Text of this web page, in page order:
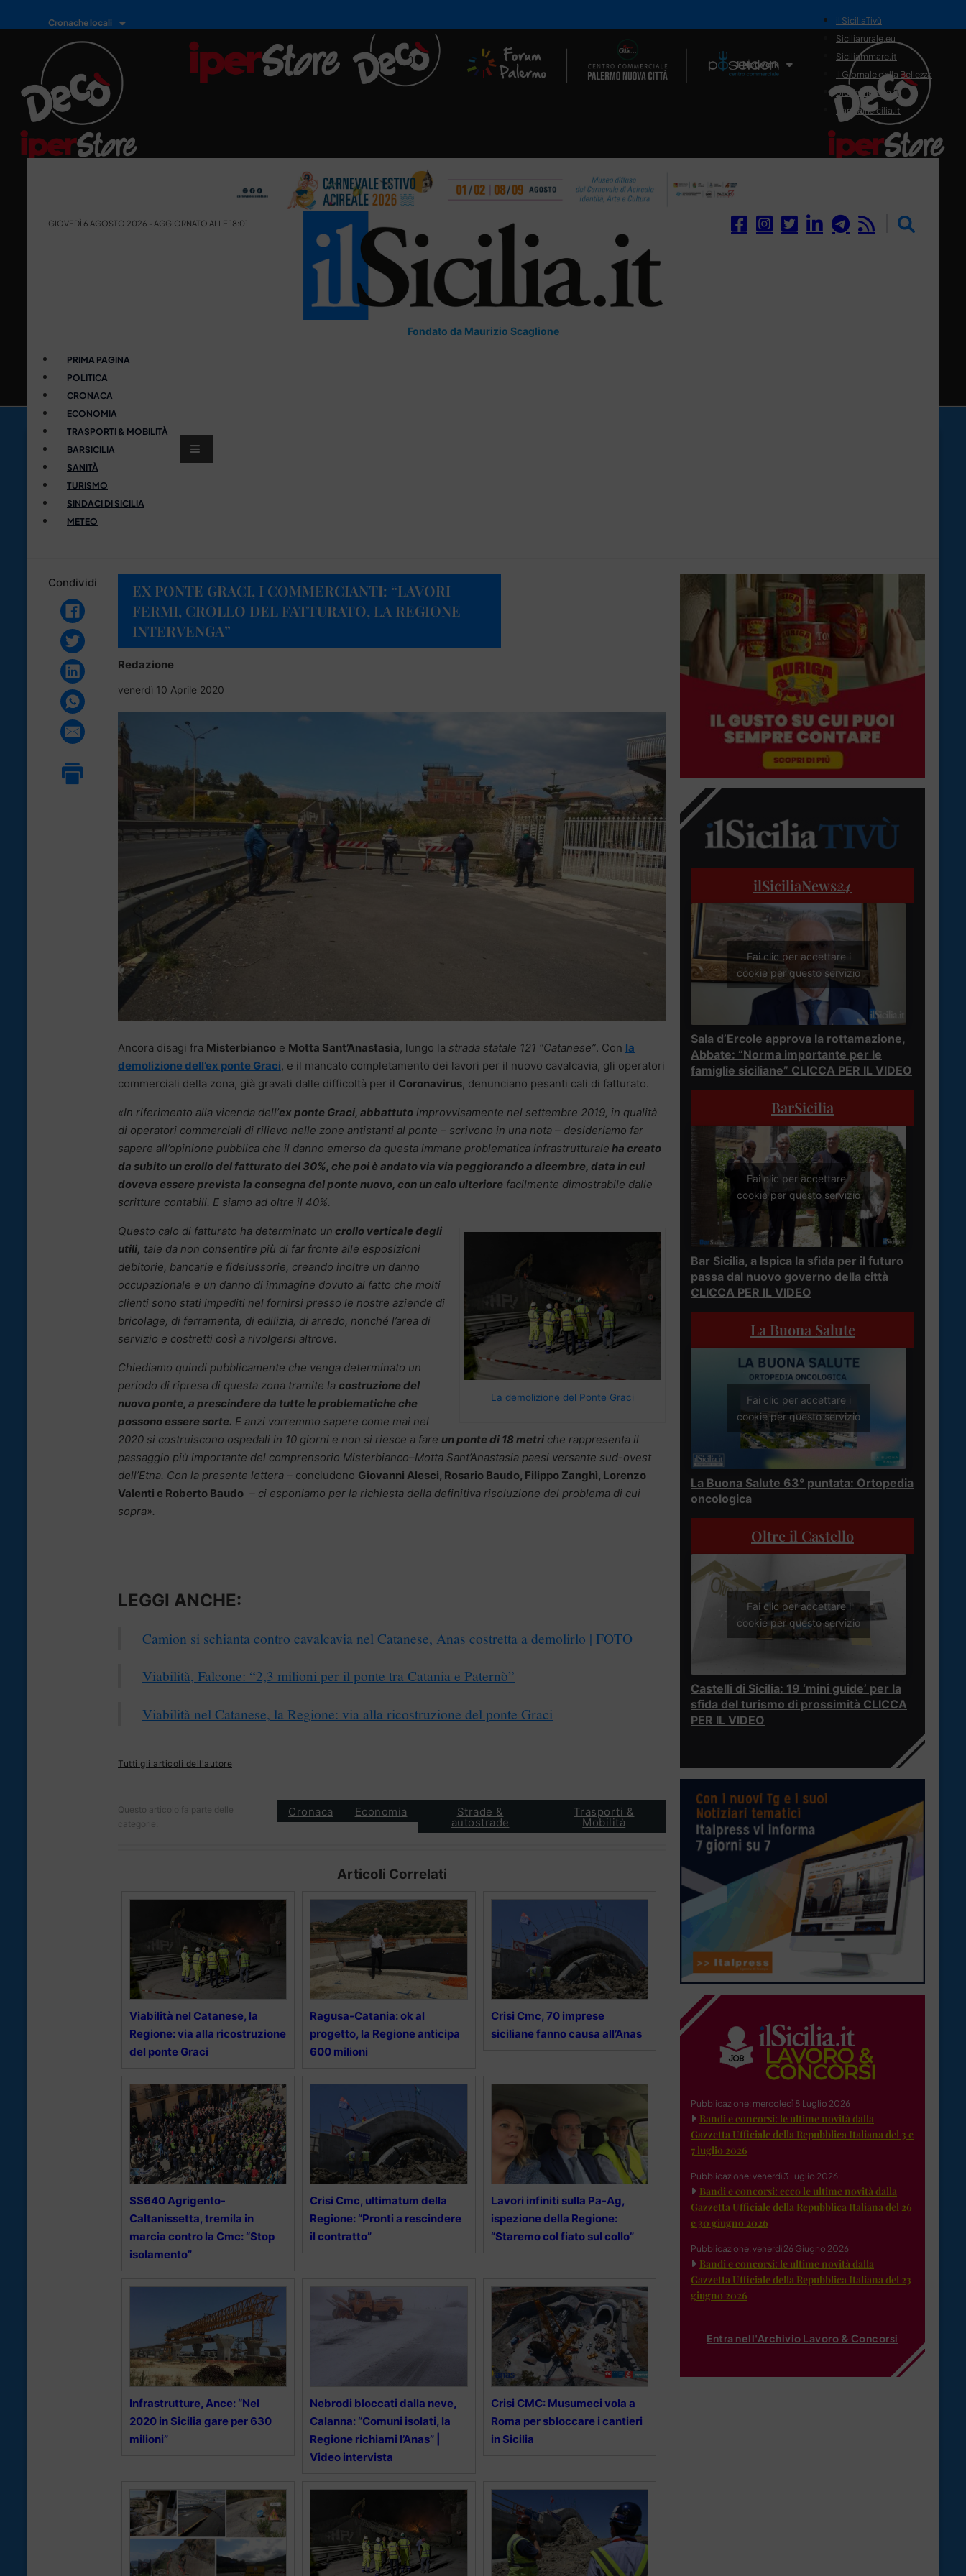
Cronache locali
Il Network
il SiciliaTivù
Siciliarurale.eu
Siciliammare.it
Il Giornale della Bellezza
Siciliamedica.it
Sanitainsicilia.it
GIOVEDÌ 6 AGOSTO 2026 - AGGIORNATO ALLE 18:01
Fondato da Maurizio Scaglione
PRIMA PAGINA
POLITICA
CRONACA
ECONOMIA
TRASPORTI & MOBILITÀ
BARSICILIA
SANITÀ
TURISMO
SINDACI DI SICILIA
METEO
Condividi
EX PONTE GRACI, I COMMERCIANTI: “LAVORI
FERMI, CROLLO DEL FATTURATO, LA REGIONE
INTERVENGA”
Redazione
venerdì 10 Aprile 2020
Ancora disagi fra Misterbianco e Motta Sant’Anastasia, lungo la strada statale 121 “Catanese”. Con la
demolizione dell’ex ponte Graci, e il mancato completamento dei lavori per il nuovo cavalcavia, gli operatori
commerciali della zona, già gravati dalle difficoltà per il Coronavirus, denunciano pesanti cali di fatturato.
«In riferimento alla vicenda dell’ex ponte Graci, abbattuto improvvisamente nel settembre 2019, in qualità
di operatori commerciali di rilievo nelle zone antistanti al ponte – scrivono in una nota – desideriamo far
sapere all’opinione pubblica che il danno emerso da questa immane problematica infrastrutturale ha creato
da subito un crollo del fatturato del 30%, che poi è andato via via peggiorando a dicembre, data in cui
doveva essere prevista la consegna del ponte nuovo, con un calo ulteriore facilmente dimostrabile dalle
scritture contabili. E siamo ad oltre il 40%.
La demolizione del Ponte Graci
Questo calo di fatturato ha determinato un crollo verticale degli
utili, tale da non consentire più di far fronte alle esposizioni
debitorie, bancarie e fideiussorie, creando inoltre un danno
occupazionale e un danno di immagine dovuto al fatto che molti
clienti sono stati impediti nel fornirsi presso le nostre aziende di
bricolage, di ferramenta, di edilizia, di arredo, nonché l’area di
servizio e costretti così a rivolgersi altrove.
Chiediamo quindi pubblicamente che venga determinato un
periodo di ripresa di questa zona tramite la costruzione del
nuovo ponte, a prescindere da tutte le problematiche che
possono essere sorte. E anzi vorremmo sapere come mai nel
2020 si costruiscono ospedali in 10 giorni e non si riesce a fare un ponte di 18 metri che rappresenta il
passaggio più importante del comprensorio Misterbianco–Motta Sant’Anastasia paesi versante sud-ovest
dell’Etna. Con la presente lettera – concludono Giovanni Alesci, Rosario Baudo, Filippo Zanghì, Lorenzo
Valenti e Roberto Baudo – ci esponiamo per la richiesta della definitiva risoluzione del problema di cui
sopra».
LEGGI ANCHE:
Camion si schianta contro cavalcavia nel Catanese, Anas costretta a demolirlo | FOTO
Viabilità, Falcone: “2,3 milioni per il ponte tra Catania e Paternò”
Viabilità nel Catanese, la Regione: via alla ricostruzione del ponte Graci
Tutti gli articoli dell'autore
Questo articolo fa parte delle
categorie:
Cronaca Economia Strade &
autostrade
Trasporti &
Mobilità
Articoli Correlati
Viabilità nel Catanese, la
Regione: via alla ricostruzione
del ponte Graci
Ragusa-Catania: ok al
progetto, la Regione anticipa
600 milioni
Crisi Cmc, 70 imprese
siciliane fanno causa all’Anas
SS640 Agrigento-
Caltanissetta, tremila in
marcia contro la Cmc: “Stop
isolamento”
Crisi Cmc, ultimatum della
Regione: “Pronti a rescindere
il contratto”
Lavori infiniti sulla Pa-Ag,
ispezione della Regione:
“Staremo col fiato sul collo”
Infrastrutture, Ance: “Nel
2020 in Sicilia gare per 630
milioni”
Nebrodi bloccati dalla neve,
Calanna: “Comuni isolati, la
Regione richiami l’Anas” |
Video intervista
Crisi CMC: Musumeci vola a
Roma per sbloccare i cantieri
in Sicilia
ilSiciliaNews24
Fai clic per accettare i
cookie per questo servizio
Sala d’Ercole approva la rottamazione,
Abbate: “Norma importante per le
famiglie siciliane” CLICCA PER IL VIDEO
BarSicilia
Fai clic per accettare i
cookie per questo servizio
Bar Sicilia, a Ispica la sfida per il futuro
passa dal nuovo governo della città
CLICCA PER IL VIDEO
La Buona Salute
Fai clic per accettare i
cookie per questo servizio
La Buona Salute 63° puntata: Ortopedia
oncologica
Oltre il Castello
Fai clic per accettare i
cookie per questo servizio
Castelli di Sicilia: 19 ‘mini guide’ per la
sfida del turismo di prossimità CLICCA
PER IL VIDEO
Pubblicazione: mercoledì 8 Luglio 2026
Bandi e concorsi: le ultime novità dalla
Gazzetta Ufficiale della Repubblica Italiana del 3 e
7 luglio 2026
Pubblicazione: venerdì 3 Luglio 2026
Bandi e concorsi: ecco le ultime novità dalla
Gazzetta Ufficiale della Repubblica Italiana del 26
e 30 giugno 2026
Pubblicazione: venerdì 26 Giugno 2026
Bandi e concorsi: le ultime novità dalla
Gazzetta Ufficiale della Repubblica Italiana del 23
giugno 2026
Entra nell'Archivio Lavoro & Concorsi